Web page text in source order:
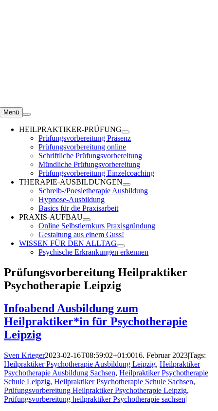
Menü
HEILPRAKTIKER-PRÜFUNG
Prüfungsvorbereitung Präsenz
Prüfungsvorbereitung online
Schriftliche Prüfungsvorbereitung
Mündliche Prüfungsvorbereitung
Prüfungsvorbereitung Einzelcoaching
THERAPIE-AUSBILDUNGEN
Schreib-/Poesietherapie Ausbildung
Hypnose-Ausbildung
Basics für die Praxisarbeit
PRAXIS-AUFBAU
Online Selbstlernkurs Praxisgründung
Gestaltung aus einem Guss!
WISSEN FÜR DEN ALLTAG
Psychische Erkrankungen erkennen
Prüfungsvorbereitung Heilpraktiker
Psychotherapie Leipzig
Infoabend Ausbildung zum
Heilpraktiker*in für Psychotherapie
Leipzig
Sven Krieger2023-02-16T08:59:02+01:0016. Februar 2023|Tags:
Heilpraktiker Psychotherapie Ausbildung Leipzig, Heilpraktiker
Psychotherapie Ausbildung Sachsen, Heilpraktiker Psychotherapie
Schule Leipzig, Heilpraktiker Psychotherapie Schule Sachsen,
Prüfungsvorbereitung Heilpraktiker Psychotherapie Leipzig,
Prüfungsvorbereitung heilpraktiker Psychotherapie sachsen|